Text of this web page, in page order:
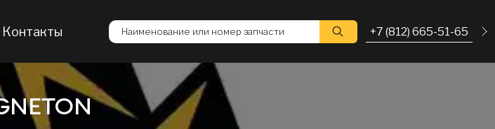
Контакты Наименование или номер запчасти +7 (812) 665-51-65